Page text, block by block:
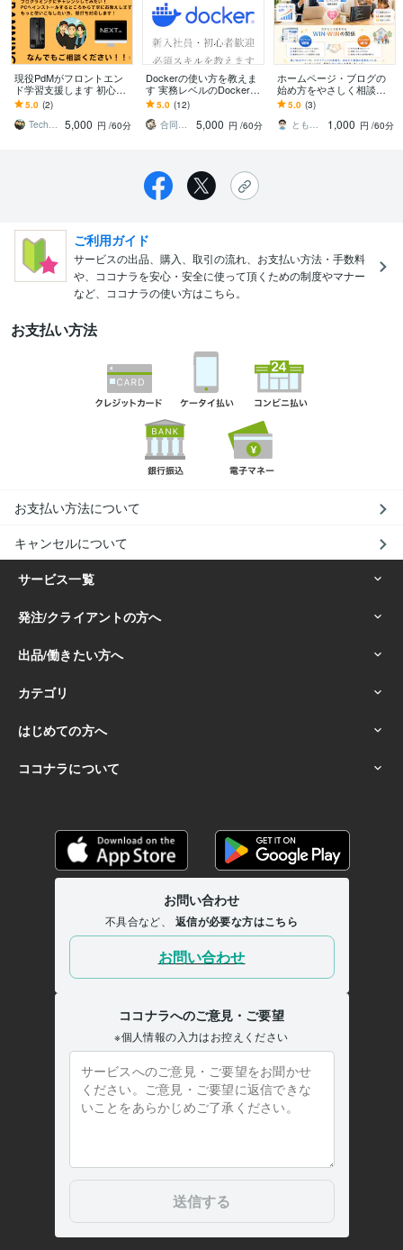
現役PdMがフロントエン
ド学習支援します 初心者
歓迎！アイデアを最短で
カタチに！MVP開発支
援・壁打ち
5.0 (2)
Techパパ’ｓ
5,000 円 /60分
Dockerの使い方を教えま
す 実務レベルのDockerの
使い方を教えます
5.0 (12)
合同会社MYUKO
5,000 円 /60分
ホームページ・ブログの
始め方をやさしく相談の
ります Webやパソコンが
苦手な初心者さん向けで
す
5.0 (3)
ともひろ77
1,000 円 /60分
ご利用ガイド
サービスの出品、購入、取引の流れ、お支払い方法・手数料
や、ココナラを安心・安全に使って頂くための制度やマナー
など、ココナラの使い方はこちら。
お支払い方法
お支払い方法について
キャンセルについて